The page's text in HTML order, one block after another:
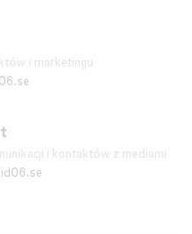
i marketingu
i kontaktów z mediami